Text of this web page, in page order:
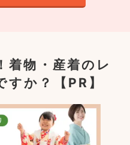
着物・産着のレ
か？【PR】